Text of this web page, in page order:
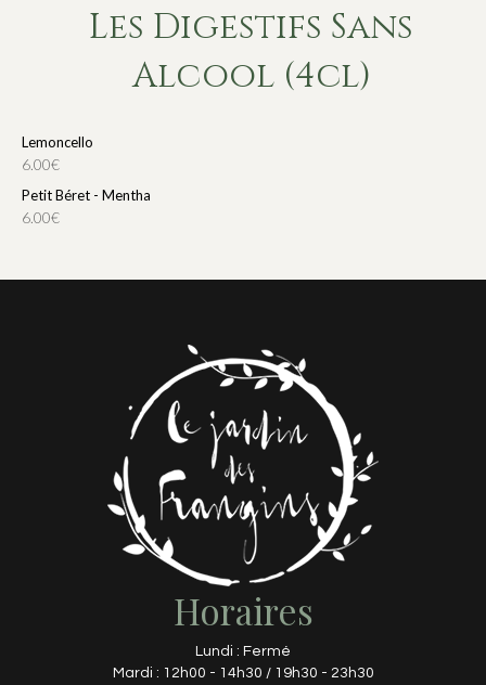
Les Digestifs Sans
Alcool (4cl)
Lemoncello
6.00€
Petit Béret - Mentha
6.00€
Horaires
Lundi : Fermé
Mardi : 12h00 - 14h30 / 19h30 - 23h30